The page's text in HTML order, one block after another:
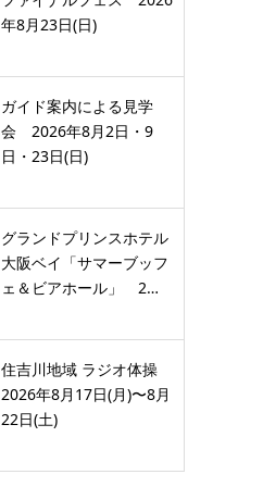
年8月23日(日)
ガイド案内による見学
会 2026年8月2日・9
日・23日(日)
グランドプリンスホテル
大阪ベイ「サマーブッフ
ェ＆ビアホール」 2…
住吉川地域 ラジオ体操
2026年8月17日(月)〜8月
22日(土)